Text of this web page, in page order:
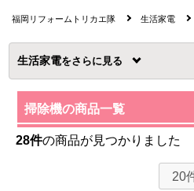
福岡リフォームトリカエ隊 生活家電
生活家電を
掃除機の商品一覧
28件の商品が見つかりました